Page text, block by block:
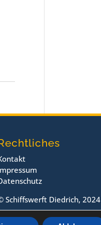
Schiffswerft Diedrich, 2024